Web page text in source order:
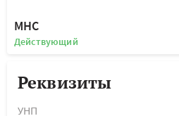
МНС
Действующий
Реквизиты
УНП